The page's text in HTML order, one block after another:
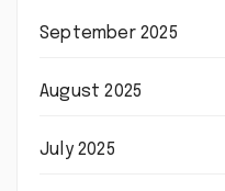
September 2025
August 2025
July 2025